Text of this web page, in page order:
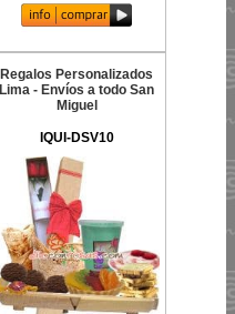
Regalos Personalizados
Lima - Envíos a todo San
Miguel
IQUI-DSV10